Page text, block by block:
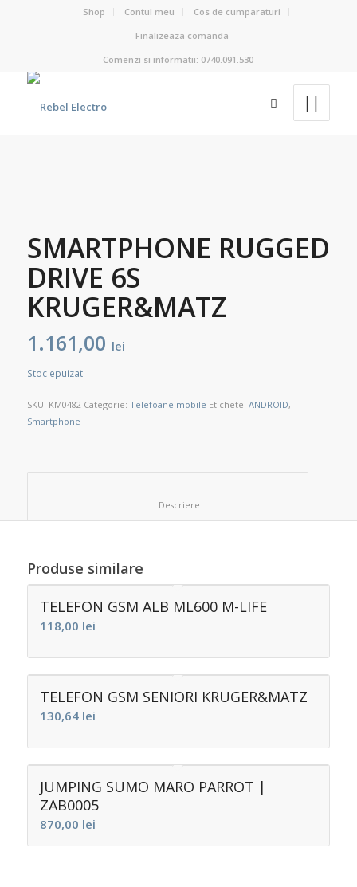
Shop Contul meu
Cos de cumparaturi
Finalizeaza comanda
Comenzi si informatii: 0740.091.530
SMARTPHONE RUGGED
DRIVE 6S
KRUGER&MATZ
1.161,00 lei
Stoc epuizat
SKU: KM0482 Categorie: Telefoane mobile Etichete: ANDROID,
Smartphone
Produse similare
TELEFON GSM ALB ML600 M-LIFE
118,00 lei
TELEFON GSM SENIORI KRUGER&MATZ
130,64 lei
JUMPING SUMO MARO PARROT |
ZAB0005
870,00 lei